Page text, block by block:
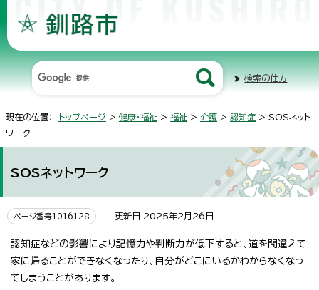
検索の仕方
現在の位置： トップページ > 健康・福祉 > 福祉 > 介護 > 認知症 > SOSネット
ワーク
SOSネットワーク
ページ番号1016128 更新日 2025年2月26日
認知症などの影響により記憶力や判断力が低下すると、道を間違えて
家に帰ることができなくなったり、自分がどこにいるかわからなくなっ
てしまうことがあります。